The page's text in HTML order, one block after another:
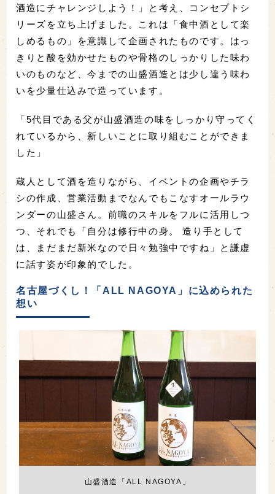
酒造にチャレンジしよう！」と考え、コンセプトシ
リーズを立ち上げました。これは「食中酒として楽
しめるもの」を意識して企画されたものです。はっ
きりと酸を効かせたものや骨格のしっかりした味わ
いのものなど、今までの山盛酒造とは少し違う味わ
いを少量仕込みで造っています。
「5代目である父が山盛酒造の味をしっかり守ってく
れているから、新しいことに取り組むことができま
した」
蔵人として酒を造りながら、イベントの企画やチラ
シの作成、営業活動までなんでもこなすオールラウ
ンダーの山盛さん。前職のスキルをフルに活用しつ
つ、それでも「自分は修行中の身。 造り手として
は、まだまだ新米なので日々勉強中ですね」と謙虚
に話す姿が印象的でした。
名古屋づくし！「ALL NAGOYA」に込められた
想い
山盛酒造「ALL NAGOYA」